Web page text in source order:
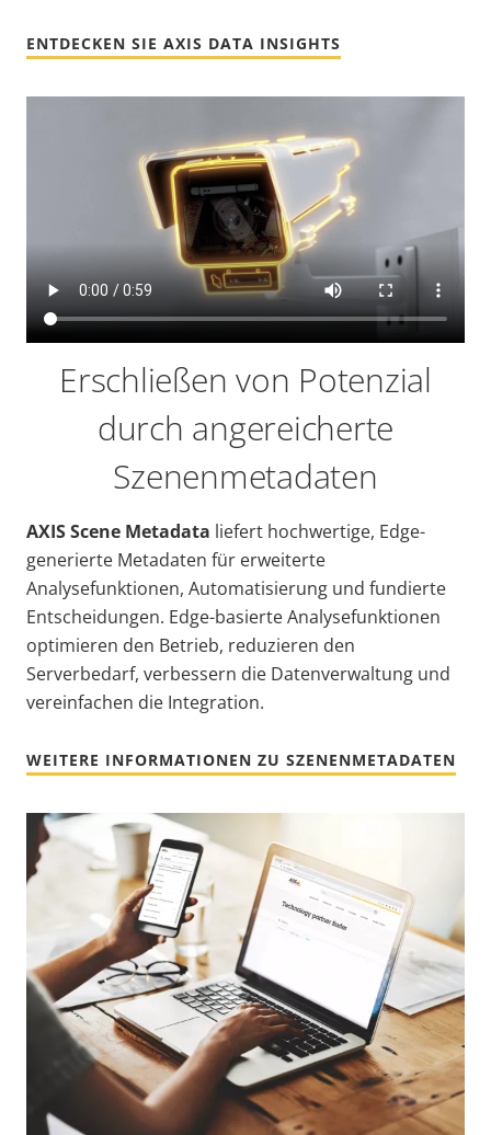
ENTDECKEN SIE AXIS DATA INSIGHTS
Erschließen von Potenzial
durch angereicherte
Szenenmetadaten
AXIS Scene Metadata liefert hochwertige, Edge-
generierte Metadaten für erweiterte
Analysefunktionen, Automatisierung und fundierte
Entscheidungen. Edge-basierte Analysefunktionen
optimieren den Betrieb, reduzieren den
Serverbedarf, verbessern die Datenverwaltung und
vereinfachen die Integration.
WEITERE INFORMATIONEN ZU SZENENMETADATEN